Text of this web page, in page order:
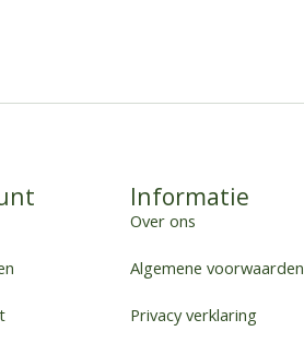
Informatie
Over ons
Algemene voorwaarden
Privacy verklaring